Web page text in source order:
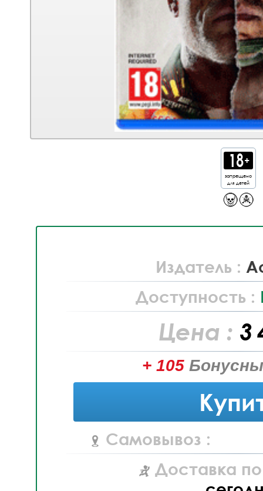
запрещено
для детей
Издатель :
Доступность :
Цена : 3
+ 105
Самовывоз :
Доставка